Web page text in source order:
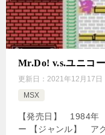
Mr.Do! v.s.ユニコ
更新日： 2021年12月17日
MSX
【発売日】 1984
ー 【ジャンル】 ア